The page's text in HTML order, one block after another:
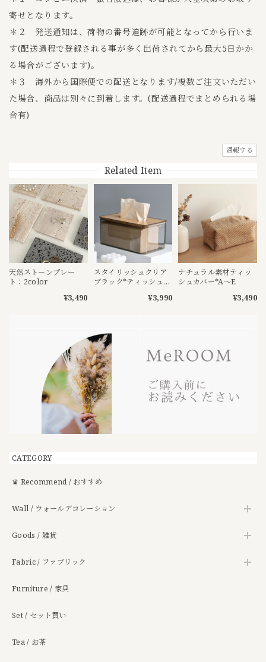
CATEGORY
♛ Recommend / おすすめ
Wall / ウォールデコレーション
Goods / 雑貨
Fabric / ファブリック
Furniture / 家具
Set / セット買い
Tea / お茶
寄せとなります。
＊２ 発送通知は、荷物の番号追跡が可能となってから行いま
す(配送過程で登録される事が多く出荷されてから最大5日かか
る場合がございます)。
＊３ 海外から国際便での配送となります/複数ご注文いただい
た場合、商品は別々に到着します。(配送過程でまとめられる場
合有)
通報する
Related Item
天然ストーンプレー
ト：2color
¥3,490
スタイリッシュクリア
ブラック*ティッシュケ
¥3,990
ナチュラル素材ティッ
シュカバー*A〜E
¥3,490